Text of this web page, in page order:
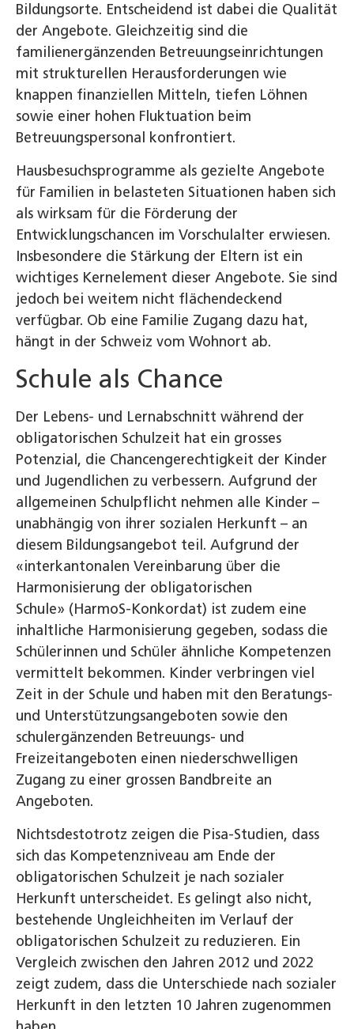
Bildungsorte. Entscheidend ist dabei die Qualität
der Angebote. Gleichzeitig sind die
familienergänzenden Betreuungseinrichtungen
mit strukturellen Herausforderungen wie
knappen finanziellen Mitteln, tiefen Löhnen
sowie einer hohen Fluktuation beim
Betreuungspersonal konfrontiert.
Hausbesuchsprogramme als gezielte Angebote
für Familien in belasteten Situationen haben sich
als wirksam für die Förderung der
Entwicklungschancen im Vorschulalter erwiesen.
Insbesondere die Stärkung der Eltern ist ein
wichtiges Kernelement dieser Angebote. Sie sind
jedoch bei weitem nicht flächendeckend
verfügbar. Ob eine Familie Zugang dazu hat,
hängt in der Schweiz vom Wohnort ab.
Schule als Chance
Der Lebens- und Lernabschnitt während der
obligatorischen Schulzeit hat ein grosses
Potenzial, die Chancengerechtigkeit der Kinder
und Jugendlichen zu verbessern. Aufgrund der
allgemeinen Schulpflicht nehmen alle Kinder –
unabhängig von ihrer sozialen Herkunft – an
diesem Bildungsangebot teil. Aufgrund der
«interkantonalen Vereinbarung über die
Harmonisierung der obligatorischen
Schule» (HarmoS-Konkordat) ist zudem eine
inhaltliche Harmonisierung gegeben, sodass die
Schülerinnen und Schüler ähnliche Kompetenzen
vermittelt bekommen. Kinder verbringen viel
Zeit in der Schule und haben mit den Beratungs-
und Unterstützungsangeboten sowie den
schulergänzenden Betreuungs- und
Freizeitangeboten einen niederschwelligen
Zugang zu einer grossen Bandbreite an
Angeboten.
Nichtsdestotrotz zeigen die Pisa-Studien, dass
sich das Kompetenzniveau am Ende der
obligatorischen Schulzeit je nach sozialer
Herkunft unterscheidet. Es gelingt also nicht,
bestehende Ungleichheiten im Verlauf der
obligatorischen Schulzeit zu reduzieren. Ein
Vergleich zwischen den Jahren 2012 und 2022
zeigt zudem, dass die Unterschiede nach sozialer
Herkunft in den letzten 10 Jahren zugenommen